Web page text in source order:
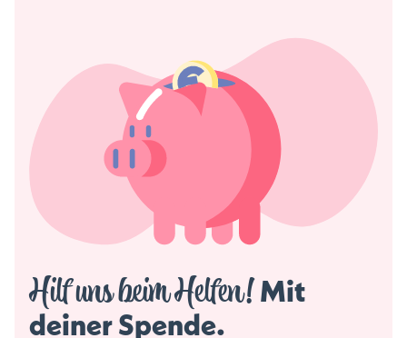
Hilf uns beim Helfen! Mit
deiner Spende.